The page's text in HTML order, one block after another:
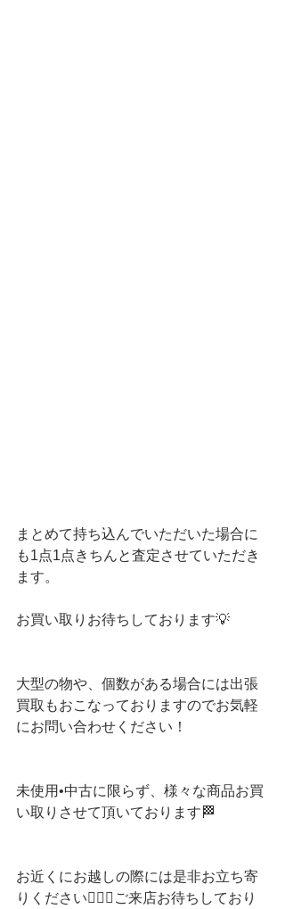
まとめて持ち込んでいただいた場合に
も1点1点きちんと査定させていただき
ます。
お買い取りお待ちしております💡
大型の物や、個数がある場合には出張
買取もおこなっておりますのでお気軽
にお問い合わせください！
未使用•中古に限らず、様々な商品お買
い取りさせて頂いております🏁
お近くにお越しの際には是非お立ち寄
りください💁🏻‍♀️ご来店お待ちしており